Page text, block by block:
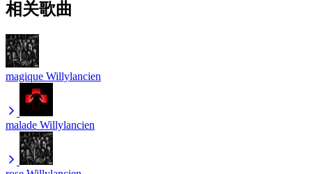
相关歌曲
magique Willylancien
malade Willylancien